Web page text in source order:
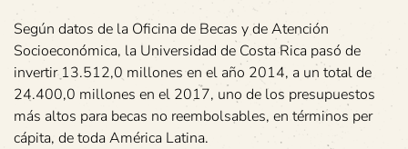
Según datos de la Oficina de Becas y de Atención
Socioeconómica, la Universidad de Costa Rica pasó de
invertir 13.512,0 millones en el año 2014, a un total de
24.400,0 millones en el 2017, uno de los presupuestos
más altos para becas no reembolsables, en términos per
cápita, de toda América Latina.